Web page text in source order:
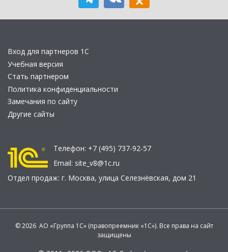
Вход для партнеров 1С
Учебная версия
Стать партнером
Политика конфиденциальности
Замечания по сайту
Другие сайты
Телефон: +7 (495) 737-92-57
Email: site_v8@1c.ru
Отдел продаж: г. Москва, улица Селезнёвская, дом 21
© 2026 АО «Группа 1С» (правопреемник «1С»). Все права на сайт
защищены